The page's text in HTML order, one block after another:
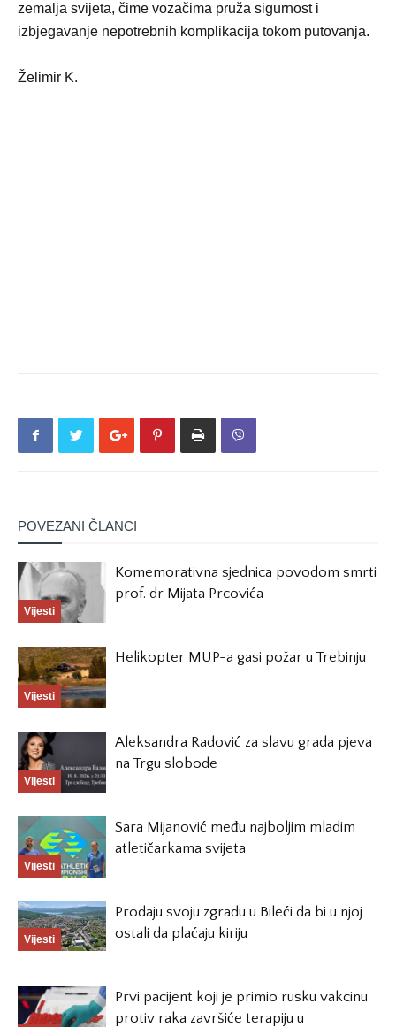
zemalja svijeta, čime vozačima pruža sigurnost i
izbjegavanje nepotrebnih komplikacija tokom putovanja.
Želimir K.
POVEZANI ČLANCI
Vijesti
Komemorativna sjednica povodom smrti
prof. dr Mijata Prcovića
Vijesti
Helikopter MUP-a gasi požar u Trebinju
Vijesti
Aleksandra Radović za slavu grada pjeva
na Trgu slobode
Vijesti
Sara Mijanović među najboljim mladim
atletičarkama svijeta
Vijesti
Prodaju svoju zgradu u Bileći da bi u njoj
ostali da plaćaju kiriju
Prvi pacijent koji je primio rusku vakcinu
protiv raka završiće terapiju u